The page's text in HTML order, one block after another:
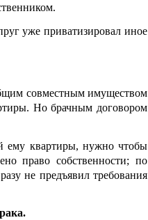
уже приватизировал иное
совместным имуществом
Но брачным договором
ему квартиры, нужно чтобы
право собственности; по
не предъявил требования